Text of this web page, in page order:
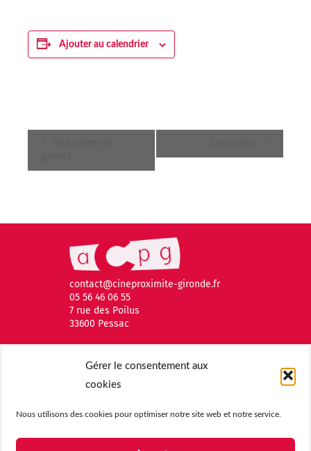
Gérer le consentement aux
cookies
Nous utilisons des cookies pour optimiser notre site web et notre service.
Ajouter au calendrier
contact@cineproximite-gironde.fr
05 56 46 06 55
7 rue des Poilus
33600 Pessac